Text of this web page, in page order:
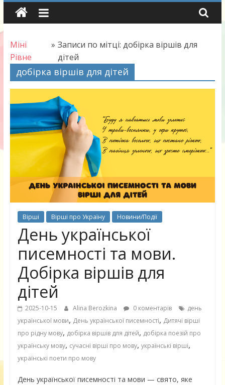
Skip
content
Міні
Рівне
» Записи по мітці: добірка віршів для
дітей
добірка віршів для дітей
Вірші Вірші про Україну Новини/Події
День української
писемності та мови.
Добірка віршів для
дітей
2025-10-15 Alina Berozkina 0 коментарів
день
української мови, День української писемності, Дитячі вірші
про рідну мову, добірка віршів для дітей, добірка поезій про
українську мову, сучасні вірші про мову, українські вірші,
українські поети про мову
День української писемності та мови — свято, яке